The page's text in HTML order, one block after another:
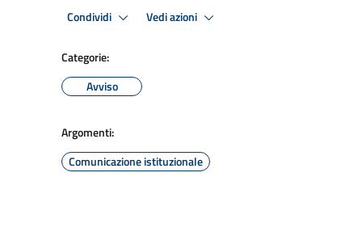
Condividi Vedi azioni
Categorie:
Avviso
Argomenti:
Comunicazione istituzionale